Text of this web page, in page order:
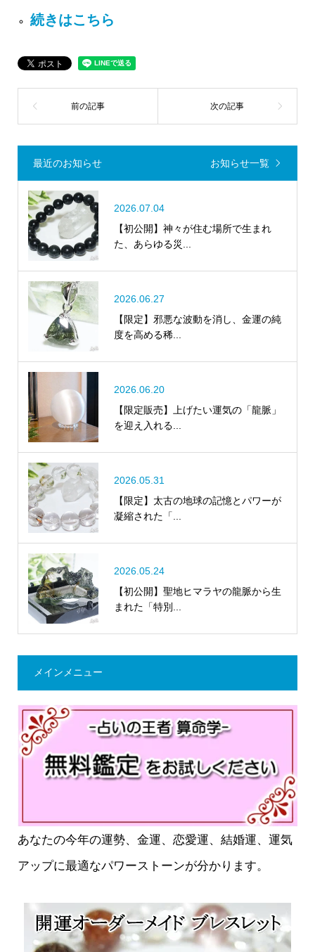
続きはこちら
最近のお知らせ お知らせ一覧
2026.07.04
【初公開】神々が住む場所で生まれ
た、あらゆる災...
2026.06.27
【限定】邪悪な波動を消し、金運の純
度を高める稀...
2026.06.20
【限定販売】上げたい運気の「龍脈」
を迎え入れる...
2026.05.31
【限定】太古の地球の記憶とパワーが
凝縮された「...
2026.05.24
【初公開】聖地ヒマラヤの龍脈から生
まれた「特別...
メインメニュー
あなたの今年の運勢、金運、恋愛運、結婚運、運気
アップに最適なパワーストーンが分かります。